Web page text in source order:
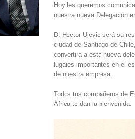
Hoy les queremos
nuestra nueva Delegación
D. Hector Ujevic será su
ciudad de Santiago de
convertirá a esta nueva
lugares importantes en el
de nuestra empresa.
Todos tus compañeros de
África te dan la bienvenida.